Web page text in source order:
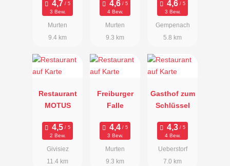
3 Bew.
Murten
9.4 km
4 Bew.
Murten
9.3 km
ld
3 Bew.
Gempenach
5.8 km
Restaurant
MOTUS
2 Bew.
Givisiez
11.4 km
Freiburger
Falle
3 Bew.
Murten
9.3 km
Gasthof zum
Schlüssel
4 Bew.
Ueberstorf
7.0 km